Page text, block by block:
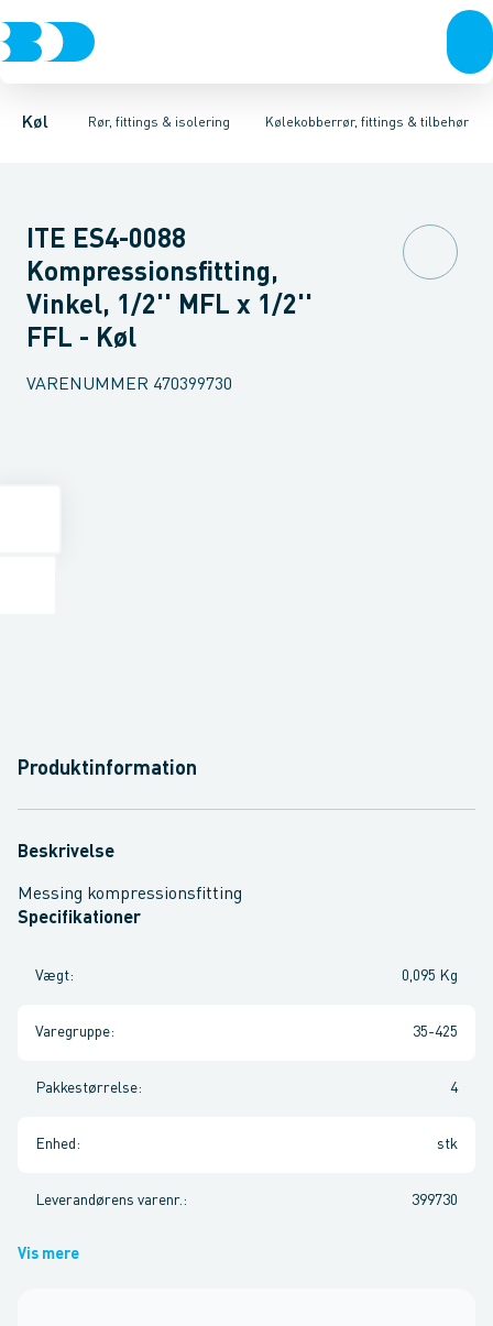
Køl Rør, fittings & isolering
KompressorerKondenseringsaggregaterFordampere
Kølekobberrør, fittings & tilbehør
Kølekobberrør, fittings & tilbehørCOOL-FIT 2.0 0°C til +60°C
Isoleret kølekobberrørKølekobberrørKobberpakninger &
ITE ES4-0088
Kompressionsfitting,
Vinkel, 1/2'' MFL x 1/2''
FFL - Køl
VARENUMMER 470399730
Produktinformation
Beskrivelse
Messing kompressionsfitting
Specifikationer
Vægt: 0,095 Kg
Varegruppe: 35-425
Pakkestørrelse: 4
Enhed : stk
Leverandørens varenr. : 399730
Vis mere